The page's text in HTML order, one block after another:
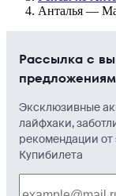
Анталья —
Рассылка с
Эксклюзивные
лайфхаки,
рекомендации от
Купибилета